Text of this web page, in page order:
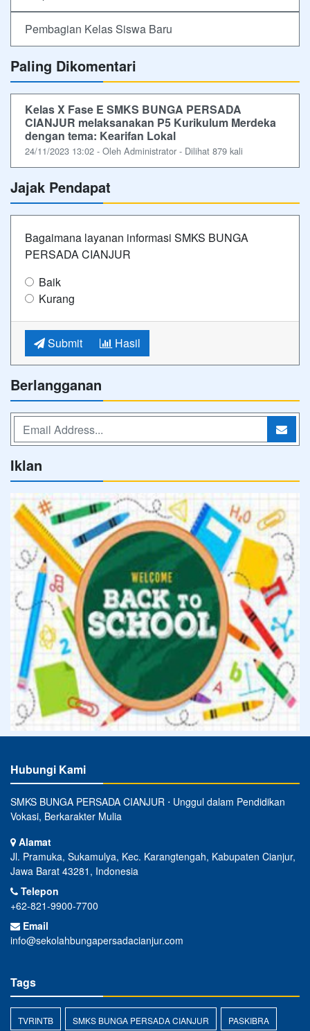
Pembagian Kelas Siswa Baru
Paling Dikomentari
Kelas X Fase E SMKS BUNGA PERSADA
CIANJUR melaksanakan P5 Kurikulum Merdeka
dengan tema: Kearifan Lokal
24/11/2023 13:02 - Oleh Administrator - Dilihat 879 kali
Jajak Pendapat
Bagaimana layanan informasi SMKS BUNGA
PERSADA CIANJUR
Baik
Kurang
Submit Hasil
Berlangganan
Iklan
Hubungi Kami
SMKS BUNGA PERSADA CIANJUR ⋅ Unggul dalam Pendidikan
Vokasi, Berkarakter Mulia
Alamat
Jl. Pramuka, Sukamulya, Kec. Karangtengah, Kabupaten Cianjur,
Jawa Barat 43281, Indonesia
Telepon
+62-821-9900-7700
Email
info@sekolahbungapersadacianjur.com
Tags
TVRINTB SMKS BUNGA PERSADA CIANJUR PASKIBRA